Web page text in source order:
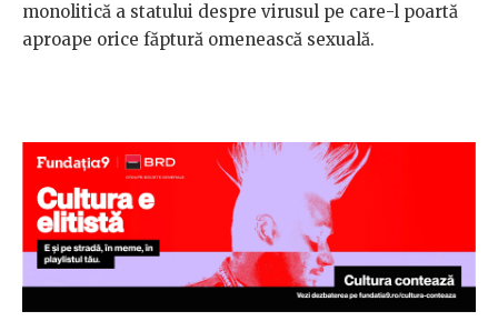
monolitică a statului despre virusul pe care-l poartă
aproape orice făptură omenească sexuală.